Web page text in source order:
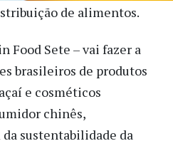
de alimentos.
Food Sete – vai fazer a
brasileiros de produtos
e cosméticos
chinês,
sustentabilidade da